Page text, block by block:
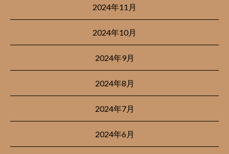
2024年11月
2024年10月
2024年9月
2024年8月
2024年7月
2024年6月